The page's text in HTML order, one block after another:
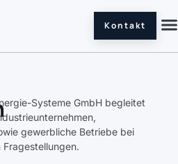
Kontakt
Systeme GmbH begleitet
gewerbliche Betriebe bei